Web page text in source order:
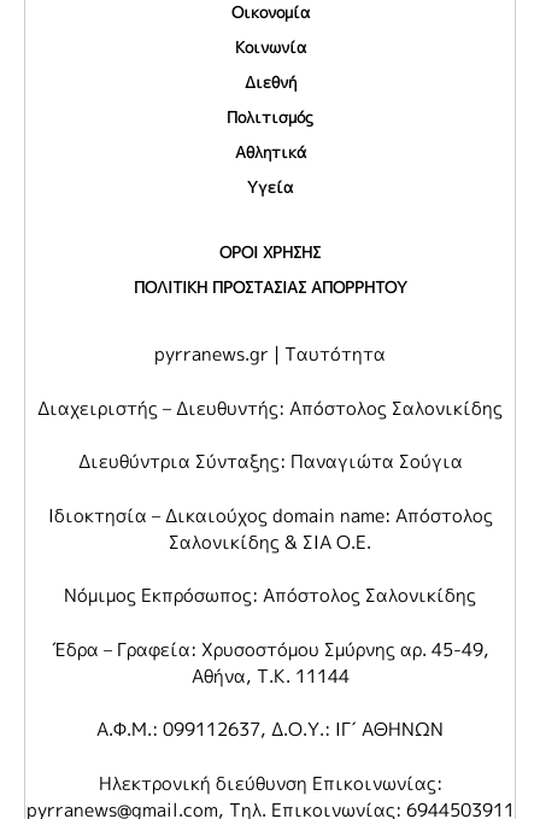
Οικονομία
Κοινωνία
Διεθνή
Πολιτισμός
Αθλητικά
Υγεία
ΟΡΟΙ ΧΡΗΣΗΣ
ΠΟΛΙΤΙΚΗ ΠΡΟΣΤΑΣΙΑΣ ΑΠΟΡΡΗΤΟΥ
pyrranews.gr | Ταυτότητα
Διαχειριστής – Διευθυντής: Απόστολος Σαλονικίδης
Διευθύντρια Σύνταξης: Παναγιώτα Σούγια
Ιδιοκτησία – Δικαιούχος domain name: Απόστολος
Σαλονικίδης & ΣΙΑ Ο.Ε.
Νόμιμος Εκπρόσωπος: Απόστολος Σαλονικίδης
Έδρα – Γραφεία: Χρυσοστόμου Σμύρνης αρ. 45-49,
Αθήνα, Τ.Κ. 11144
Α.Φ.Μ.: 099112637, Δ.Ο.Υ.: ΙΓ΄ ΑΘΗΝΩΝ
Ηλεκτρονική διεύθυνση Επικοινωνίας:
pyrranews@gmail.com, Τηλ. Επικοινωνίας: 6944503911